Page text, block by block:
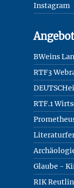
Instagram
BWeins
RTF3
RTF.1
Glaube -
RIK